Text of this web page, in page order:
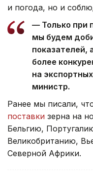
и погода, но и
— Только при
мы будем
показателей,
более
на
министр.
Ранее мы писали,
поставки зерна на
Бельгию,
Великобританию,
Северной Африки.